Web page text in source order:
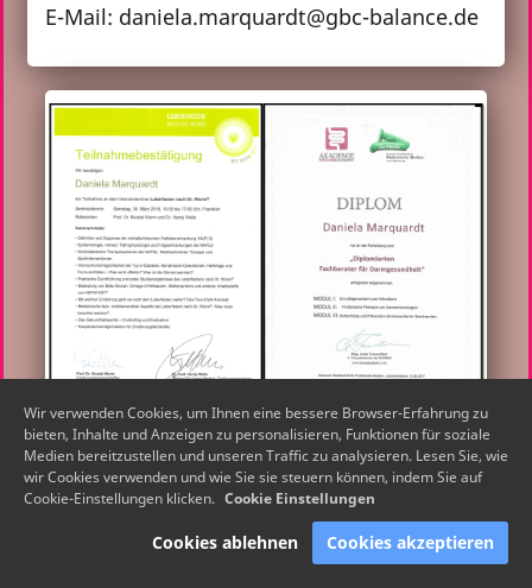
E-Mail: daniela.marquardt@gbc-balance.de
Wir verwenden Cookies, um Ihnen eine bessere Browser-Erfahrung zu
bieten, Inhalte und Anzeigen zu personalisieren, Funktionen für soziale
Medien bereitzustellen und unseren Traffic zu analysieren. Lesen Sie, wie
wir Cookies verwenden und wie Sie sie steuern können, indem Sie auf
Cookie-Einstellungen klicken. Cookie Einstellungen
Cookies ablehnen Cookies akzeptieren